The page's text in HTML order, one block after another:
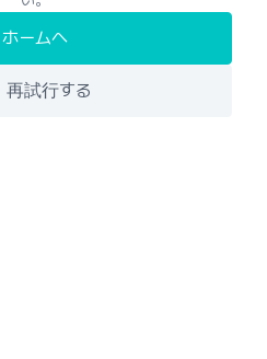
ホームへ
再試行する